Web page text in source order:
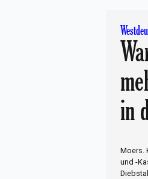
in
Moers.
und -